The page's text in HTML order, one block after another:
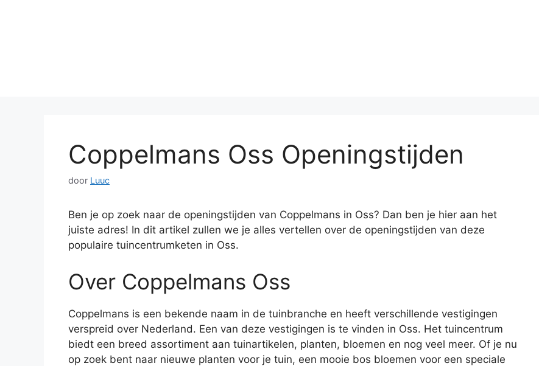
Coppelmans Oss Openingstijden
door Luuc
Ben je op zoek naar de openingstijden van Coppelmans in Oss? Dan ben je hier aan het
juiste adres! In dit artikel zullen we je alles vertellen over de openingstijden van deze
populaire tuincentrumketen in Oss.
Over Coppelmans Oss
Coppelmans is een bekende naam in de tuinbranche en heeft verschillende vestigingen
verspreid over Nederland. Een van deze vestigingen is te vinden in Oss. Het tuincentrum
biedt een breed assortiment aan tuinartikelen, planten, bloemen en nog veel meer. Of je nu
op zoek bent naar nieuwe planten voor je tuin, een mooie bos bloemen voor een speciale